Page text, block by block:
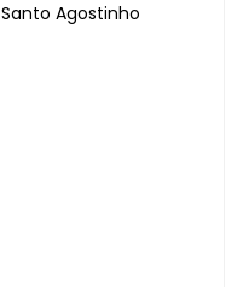
Agostinho